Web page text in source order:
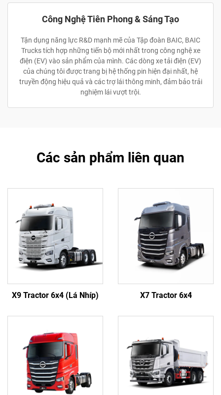
Công Nghệ Tiên Phong & Sáng Tạo
Tận dụng năng lực R&D mạnh mẽ của Tập đoàn BAIC, BAIC
Trucks tích hợp những tiến bộ mới nhất trong công nghệ xe
điện (EV) vào sản phẩm của mình. Các dòng xe tải điện (EV)
của chúng tôi được trang bị hệ thống pin hiện đại nhất, hệ
truyền động hiệu quả và các trợ lái thông minh, đảm bảo trải
nghiệm lái vượt trội.
Các sản phẩm liên quan
X9 Tractor 6x4 (Lá Nhíp) X7 Tractor 6x4